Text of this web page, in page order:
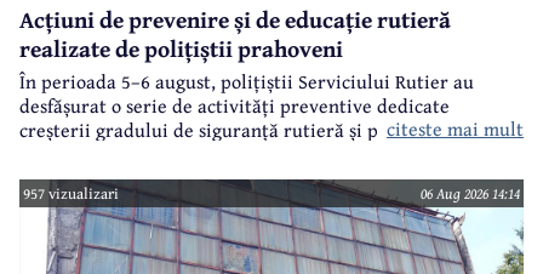
Acțiuni de prevenire și de educație rutieră
realizate de polițiștii prahoveni
În perioada 5–6 august, polițiștii Serviciului Rutier au
desfășurat o serie de activități preventive dedicate
creșterii gradului de siguranță rutieră și promovării unui
estival.
citeste mai mult
957 vizualizari 06 Aug 2026 14:14